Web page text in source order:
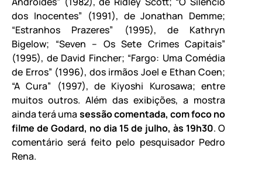
dos Inocentes” (1991), de Jonathan Demme;
“Estranhos Prazeres” (1995), de Kathryn
Bigelow; “Seven – Os Sete Crimes Capitais”
(1995), de David Fincher; “Fargo: Uma Comédia
de Erros” (1996), dos irmãos Joel e Ethan Coen;
“A Cura” (1997), de Kiyoshi Kurosawa; entre
muitos outros. Além das exibições, a mostra
ainda terá uma sessão comentada, com foco no
filme de Godard, no dia 15 de julho, às 19h30. O
comentário será feito pelo pesquisador Pedro
Rena.